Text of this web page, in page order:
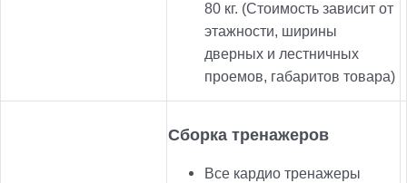
80 кг. (Стоимость зависит от
этажности, ширины
дверных и лестничных
проемов, габаритов товара)
Сборка тренажеров
Все кардио тренажеры